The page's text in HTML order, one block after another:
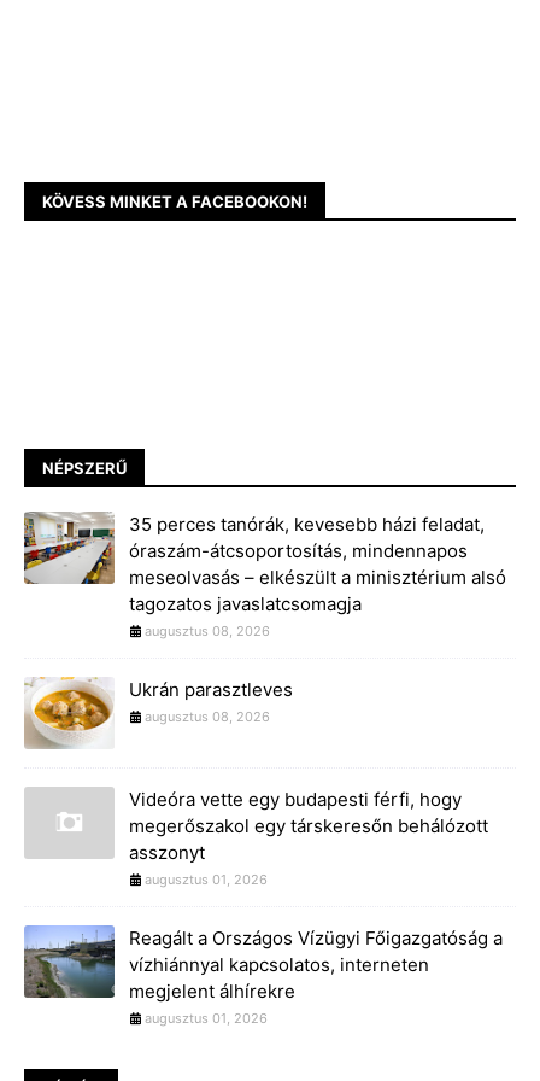
KÖVESS MINKET A FACEBOOKON!
NÉPSZERŰ
35 perces tanórák, kevesebb házi feladat,
óraszám-átcsoportosítás, mindennapos
meseolvasás – elkészült a minisztérium alsó
tagozatos javaslatcsomagja
augusztus 08, 2026
Ukrán parasztleves
augusztus 08, 2026
Videóra vette egy budapesti férfi, hogy
megerőszakol egy társkeresőn behálózott
asszonyt
augusztus 01, 2026
Reagált a Országos Vízügyi Főigazgatóság a
vízhiánnyal kapcsolatos, interneten
megjelent álhírekre
augusztus 01, 2026